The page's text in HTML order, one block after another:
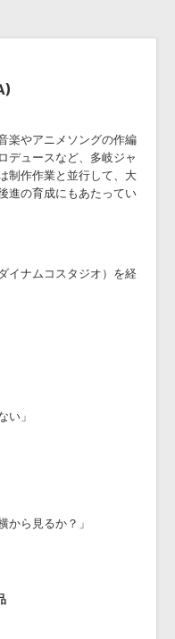
楽やアニメソングの作編
デュースなど、多岐ジャ
制作作業と並行して、大
進の育成にもあたってい
イナムコスタジオ）を経
い」
から見るか？」